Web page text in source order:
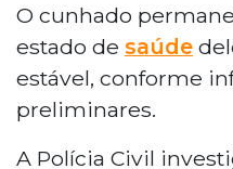
O cunhado
estado de saúde
estável, conforme
preliminares.
A Polícia Civil